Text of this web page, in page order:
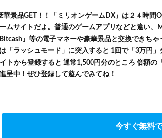
華景品GET！！「ミリオンゲームDX」は２４時間
ムサイトだよ。普通のゲームアプリなどと違い、
」等の電子マネーや豪華景品と交換できちゃ
は「ラッシュモード」に突入すると 1回で「3万円」
トから登録すると 通常1,500円分のところ 倍額の
呈中！ぜひ登録して遊んでみてね！
今すぐ無料